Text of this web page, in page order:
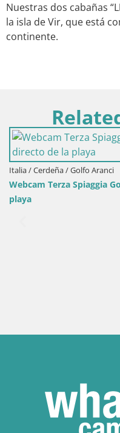
Nuestras dos cabañas
la isla de Vir, que está
continente.
Aranci
Golfo Aranci – Vista